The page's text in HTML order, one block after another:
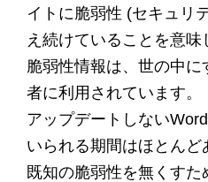
イトに脆弱性 (セキュリ
え続けていることを意味
脆弱性情報は、世の中
者に利用されています。
アップデートしない
いられる期間はほとんど
既知の脆弱性を無くすた